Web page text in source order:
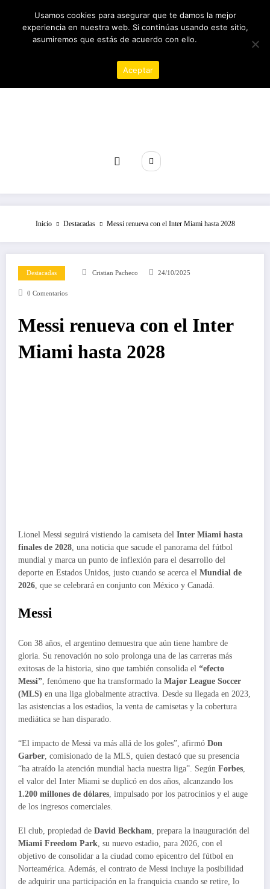
contenido
06/08/2026 10:08:33 PM
Inicio Destacadas Messi renueva con el Inter Miami hasta 2028
Destacadas Cristian Pacheco 24/10/2025
0 Comentarios
Messi renueva con el Inter
Miami hasta 2028
Lionel Messi seguirá vistiendo la camiseta del Inter Miami hasta
finales de 2028 , una noticia que sacude el panorama del fútbol
mundial y marca un punto de inflexión para el desarrollo del
deporte en Estados Unidos, justo cuando se acerca el Mundial de
2026 , que se celebrará en conjunto con México y Canadá.
Messi
Con 38 años, el argentino demuestra que aún tiene hambre de
gloria. Su renovación no solo prolonga una de las carreras más
exitosas de la historia, sino que también consolida el “efecto
Messi” , fenómeno que ha transformado la Major League Soccer
(MLS) en una liga globalmente atractiva. Desde su llegada en 2023,
las asistencias a los estadios, la venta de camisetas y la cobertura
mediática se han disparado.
“El impacto de Messi va más allá de los goles”, afirmó Don
Garber , comisionado de la MLS, quien destacó que su presencia
“ha atraído la atención mundial hacia nuestra liga”. Según Forbes
el valor del Inter Miami se duplicó en dos años, alcanzando los
1.200 millones de dólares , impulsado por los patrocinios y el auge
de los ingresos comerciales.
El club, propiedad de David Beckham, prepara la inauguración del
Miami Freedom Park, su nuevo estadio, para 2026, con el
objetivo de consolidar a la ciudad como epicentro del fútbol en
Norteamérica. Además, el contrato de Messi incluye la posibilidad
de adquirir una participación en la franquicia cuando se retire, lo
Usamos cookies para asegurar que te damos la mejor
experiencia en nuestra web. Si continúas usando este sitio,
asumiremos que estás de acuerdo con ello.
Aceptar